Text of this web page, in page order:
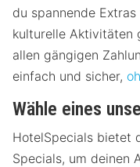
du spannende
kulturelle Aktivitäten
allen gängigen
einfach und sicher,
Wähle eines
HotelSpecials bietet
Specials, um deinen